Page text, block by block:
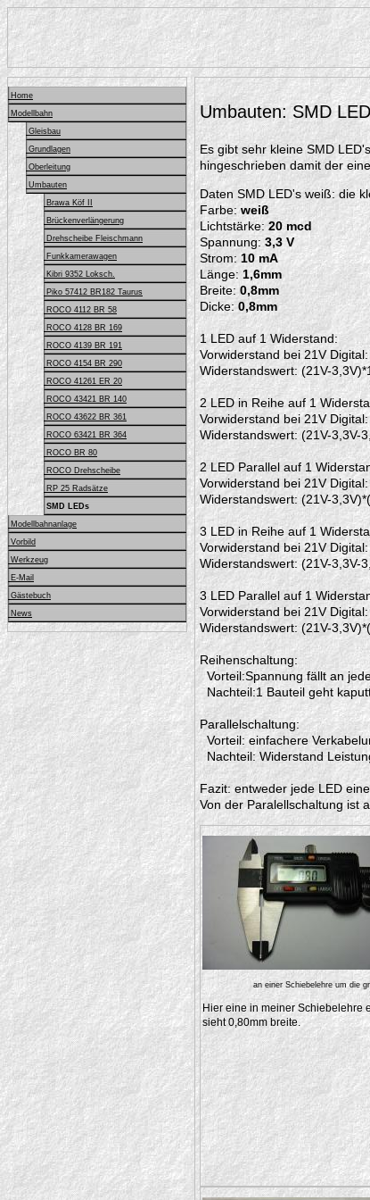
Home
Modellbahn
Gleisbau
Grundlagen
Oberleitung
Umbauten
Brawa Köf II
Brückenverlängerung
Drehscheibe Fleischmann
Funkkamerawagen
Kibri 9352 Loksch.
Piko 57412 BR182 Taurus
ROCO 4112 BR 58
ROCO 4128 BR 169
ROCO 4139 BR 191
ROCO 4154 BR 290
ROCO 41261 ER 20
ROCO 43421 BR 140
ROCO 43622 BR 361
ROCO 63421 BR 364
ROCO BR 80
ROCO Drehscheibe
RP 25 Radsätze
SMD LEDs
Modellbahnanlage
Vorbild
Werkzeug
E-Mail
Gästebuch
News
Umbauten: SMD
Es gibt sehr kleine SMD
hingeschrieben damit der
Daten SMD LED's weiß: die
Farbe:weiß
Lichtstärke:20 mcd
Spannung: 3,3 V
Strom: 10 mA
Länge: 1,6mm
Breite: 0,8mm
Dicke: 0,8mm
1 LED auf 1 Widerstand:
Vorwiderstand bei 21V
Widerstandswert: (21V-
2 LED in Reihe auf 1
Vorwiderstand bei 21V
Widerstandswert: (21V-3,3V-
2 LED Parallel auf 1
Vorwiderstand bei 21V
Widerstandswert: (21V-
3 LED in Reihe auf 1
Vorwiderstand bei 21V
Widerstandswert: (21V-3,3V-
3 LED Parallel auf 1
Vorwiderstand bei 21V
Widerstandswert: (21V-
Reihenschaltung:
Vorteil:Spannung fällt an
Nachteil:1 Bauteil geht
Parallelschaltung:
Vorteil: einfachere
Nachteil: Widerstand
Fazit: entweder jede LED
Von der Paralellschaltung ist
an einer Schiebelehre um die
Hier eine in meiner Schiebelehre
sieht 0,80mm breite.